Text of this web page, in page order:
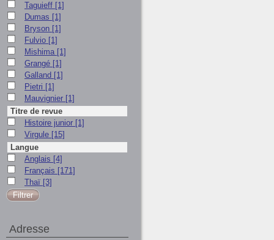
Taguieff [1]
Dumas [1]
Bryson [1]
Fulvio [1]
Mishima [1]
Grangé [1]
Galland [1]
Pietri [1]
Mauvignier [1]
Titre de revue
Histoire junior [1]
Virgule [15]
Langue
Anglais [4]
Français [171]
Thaï [3]
Adresse